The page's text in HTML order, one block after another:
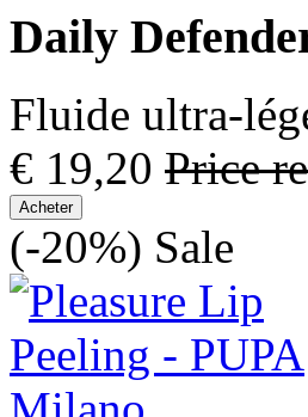
Daily
Fluide ultra-
€ 19,20 Price
Acheter
(-20%) Sale